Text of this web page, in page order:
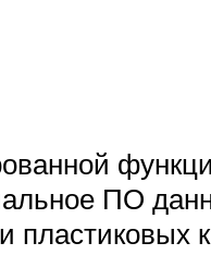
ПО
пластиковых